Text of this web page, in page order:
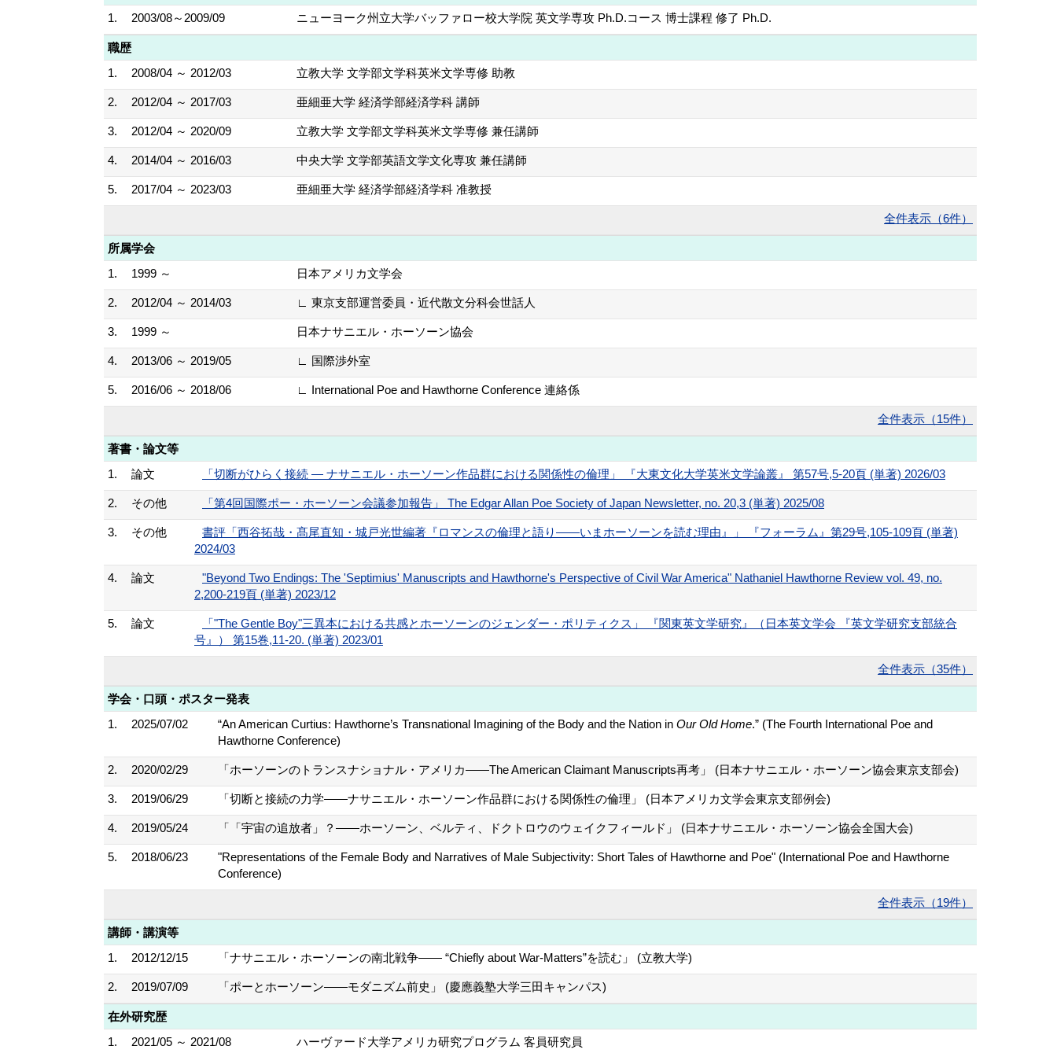
1.
2003/08～2009/09 ニューヨーク州立大学バッファロー校大学院 英文学専攻 Ph.D.コース 博士課程 修了 Ph.D.
職歴
1.
2008/04 ～ 2012/03 立教大学 文学部文学科英米文学専修 助教
2. 2012/04 ～ 2017/03 亜細亜大学 経済学部経済学科 講師
3. 2012/04 ～ 2020/09 立教大学 文学部文学科英米文学専修 兼任講師
4. 2014/04 ～ 2016/03 中央大学 文学部英語文学文化専攻 兼任講師
5. 2017/04 ～ 2023/03 亜細亜大学 経済学部経済学科 准教授
全件表示（6件）
所属学会
1.
1999 ～ 日本アメリカ文学会
2. 2012/04 ～ 2014/03 ∟ 東京支部運営委員・近代散文分科会世話人
3. 1999 ～ 日本ナサニエル・ホーソーン協会
4. 2013/06 ～ 2019/05 ∟ 国際渉外室
5. 2016/06 ～ 2018/06 ∟ International Poe and Hawthorne Conference 連絡係
全件表示（15件）
著書・論文等
1.
論文 「切断がひらく接続 ― ナサニエル・ホーソーン作品群における関係性の倫理」 『大東文化大学英米文学論叢』 第57号,5-20頁 (単著) 2026/03
2. その他 「第4回国際ポー・ホーソーン会議参加報告」 The Edgar Allan Poe Society of Japan Newsletter, no. 20,3 (単著) 2025/08
3. その他
書評「西谷拓哉・髙尾直知・城戸光世編著『ロマンスの倫理と語り――いまホーソーンを読む理由』」 『フォーラム』第29号,105-109頁 (単著)
2024/03
4. 論文
"Beyond Two Endings: The 'Septimius' Manuscripts and Hawthorne's Perspective of Civil War America" Nathaniel Hawthorne Review vol. 49, no.
2,200-219頁 (単著) 2023/12
5. 論文
「"The Gentle Boy"三異本における共感とホーソーンのジェンダー・ポリティクス」 『関東英文学研究』（日本英文学会 『英文学研究支部統合
号』） 第15巻,11-20. (単著) 2023/01
全件表示（35件）
学会・口頭・ポスター発表
1.
2025/07/02 “An American Curtius: Hawthorne’s Transnational Imagining of the Body and the Nation in Our Old Home.” (The Fourth International Poe and
Hawthorne Conference)
2. 2020/02/29 「ホーソーンのトランスナショナル・アメリカ――The American Claimant Manuscripts再考」 (日本ナサニエル・ホーソーン協会東京支部会)
3. 2019/06/29 「切断と接続の力学――ナサニエル・ホーソーン作品群における関係性の倫理」 (日本アメリカ文学会東京支部例会)
4. 2019/05/24 「「宇宙の追放者」？――ホーソーン、ベルティ、ドクトロウのウェイクフィールド」 (日本ナサニエル・ホーソーン協会全国大会)
5. 2018/06/23
"Representations of the Female Body and Narratives of Male Subjectivity: Short Tales of Hawthorne and Poe" (International Poe and Hawthorne
Conference)
全件表示（19件）
講師・講演等
1.
2012/12/15 「ナサニエル・ホーソーンの南北戦争―― “Chiefly about War-Matters”を読む」 (立教大学)
2. 2019/07/09 「ポーとホーソーン――モダニズム前史」 (慶應義塾大学三田キャンパス)
在外研究歴
1.
2021/05 ～ 2021/08 ハーヴァード大学アメリカ研究プログラム 客員研究員